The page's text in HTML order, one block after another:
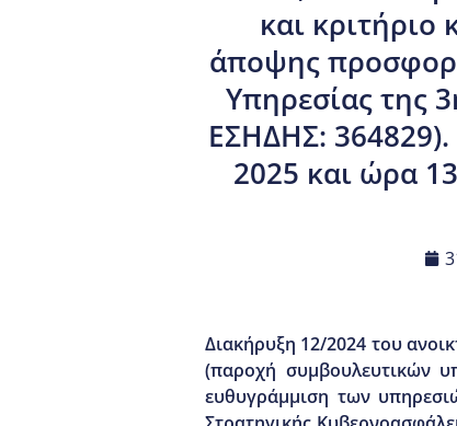
και
άποψης προσφορά
Υπηρεσίας της
ΕΣΗΔΗΣ:
2025 και ώρα
Διακήρυξη 12/2024 του
(παροχή συμβουλευτικών
ευθυγράμμιση των